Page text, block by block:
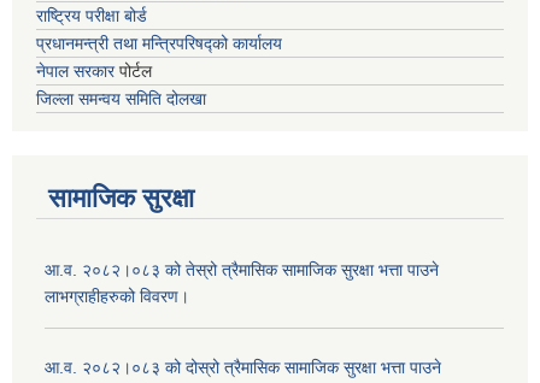
राष्ट्रिय परीक्षा बोर्ड
प्रधानमन्त्री तथा मन्त्रिपरिषद्को कार्यालय
नेपाल सरकारपोर्टल
जिल्ला समन्वय समिति दोलखा
सामाजिक सुरक्षा
आ.व. २०८२।०८३ को तेस्रो त्रैमासिक सामाजिक सुरक्षा भत्ता पाउने
लाभग्राहीहरुको विवरण।
आ.व. २०८२।०८३ को दोस्रो त्रैमासिक सामाजिक सुरक्षा भत्ता पाउने